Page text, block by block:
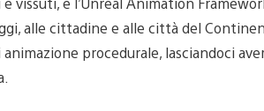
alle cittadine e alle città del
procedurale, lasciandoci